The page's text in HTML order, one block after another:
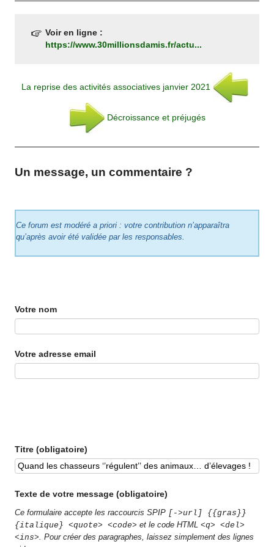
Voir en ligne :
https://www.30millionsdamis.fr/actu...
La reprise des activités associatives janvier 2021
Décroissance et préjugés
Un message, un commentaire ?
Ce forum est modéré a priori : votre contribution n’apparaîtra
qu’après avoir été validée par les responsables.
Votre nom
Votre adresse email
Titre (obligatoire)
Texte de votre message (obligatoire)
Ce formulaire accepte les raccourcis SPIP [->url] {{gras}}
{italique} <quote> <code> et le code HTML<q> <del>
<ins>. Pour créer des paragraphes, laissez simplement des lignes